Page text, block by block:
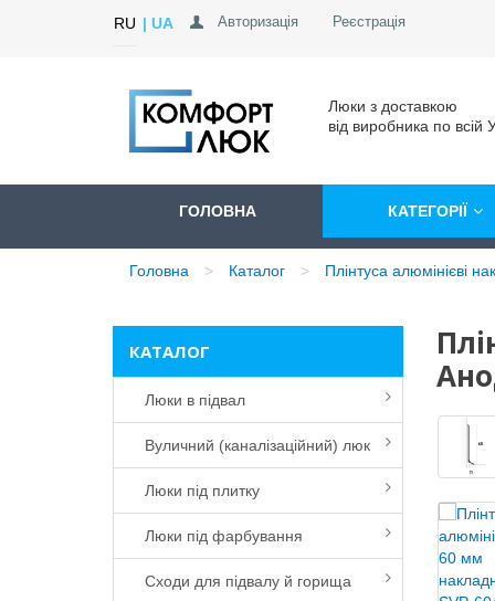
RU UA Авторизація Реєстрація
Люки з доставкою
від виробника по всій
ГОЛОВНА КАТЕГОРІЇ
Головна Каталог Плінтуса алюмінієві
КАТАЛОГ
Люки в підвал
Вуличний (каналізаційний) люк
Люки під плитку
Люки під фарбування
Сходи для підвалу й горища